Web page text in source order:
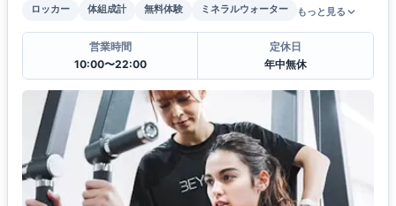
ロッカー
体組成計 無料体験 ミネラルウォーター もっと見る
営業時間
10:00〜22:00
定休日
年中無休